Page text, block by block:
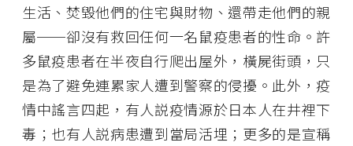
生活、焚毀他們的住宅與財物、還帶走他們的親
屬──卻沒有救回任何一名鼠疫患者的性命。許
多鼠疫患者在半夜自行爬出屋外，橫屍街頭，只
是為了避免連累家人遭到警察的侵擾。此外，疫
情中謠言四起，有人説疫情源於日本人在井裡下
毒；也有人説病患遭到當局活埋；更多的是宣稱